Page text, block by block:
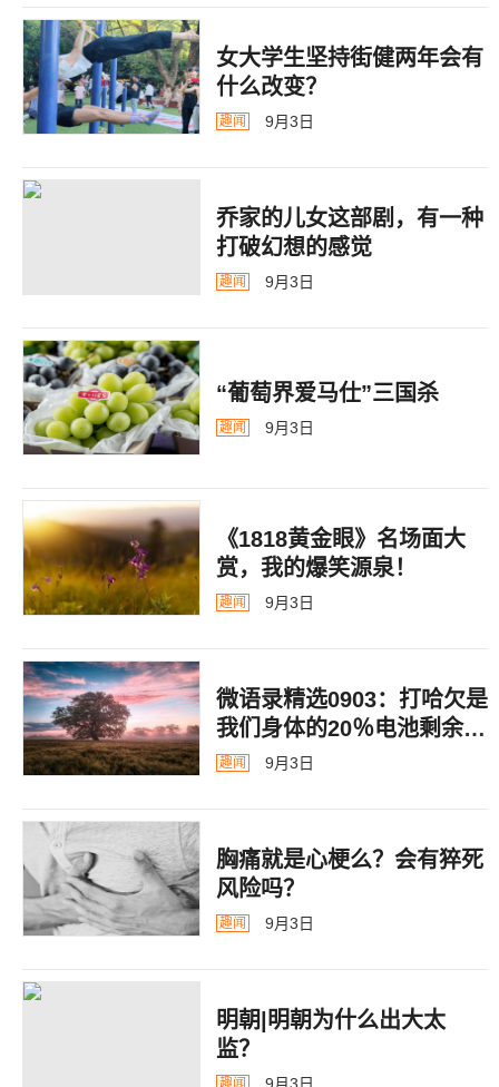
女大学生坚持街健两年会有
什么改变？
趣闻 9月3日
乔家的儿女这部剧，有一种
打破幻想的感觉
趣闻 9月3日
“葡萄界爱马仕”三国杀
趣闻 9月3日
《1818黄金眼》名场面大
赏，我的爆笑源泉！
趣闻 9月3日
微语录精选0903：打哈欠是
我们身体的20％电池剩余警
告
趣闻 9月3日
胸痛就是心梗么？会有猝死
风险吗？
趣闻 9月3日
明朝|明朝为什么出大太
监？ ​​​
趣闻